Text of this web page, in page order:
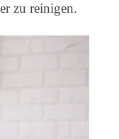
zu reinigen.